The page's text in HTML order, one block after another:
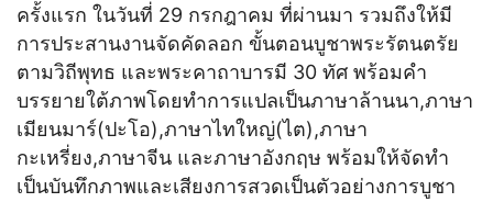
ครั้งแรก ในวันที่ 29 กรกฎาคม ที่ผ่านมา รวมถึงให้มี
การประสานงานจัดคัดลอก ขั้นตอนบูชาพระรัตนตรัย
ตามวิถีพุทธ และพระคาถาบารมี 30 ทัศ พร้อมคำ
บรรยายใต้ภาพโดยทำการแปลเป็นภาษาล้านนา,ภาษา
เมียนมาร์(ปะโอ),ภาษาไทใหญ่(ไต),ภาษา
กะเหรี่ยง,ภาษาจีน และภาษาอังกฤษ พร้อมให้จัดทำ
เป็นบันทึกภาพและเสียงการสวดเป็นตัวอย่างการบูชา